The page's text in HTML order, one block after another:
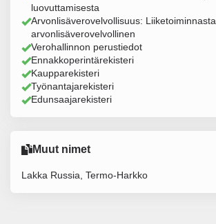
luovuttamisesta
Arvonlisäverovelvollisuus: Liiketoiminnasta
arvonlisäverovelvollinen
Verohallinnon perustiedot
Ennakkoperintärekisteri
Kaupparekisteri
Työnantajarekisteri
Edunsaajarekisteri
Muut nimet
Lakka Russia, Termo-Harkko